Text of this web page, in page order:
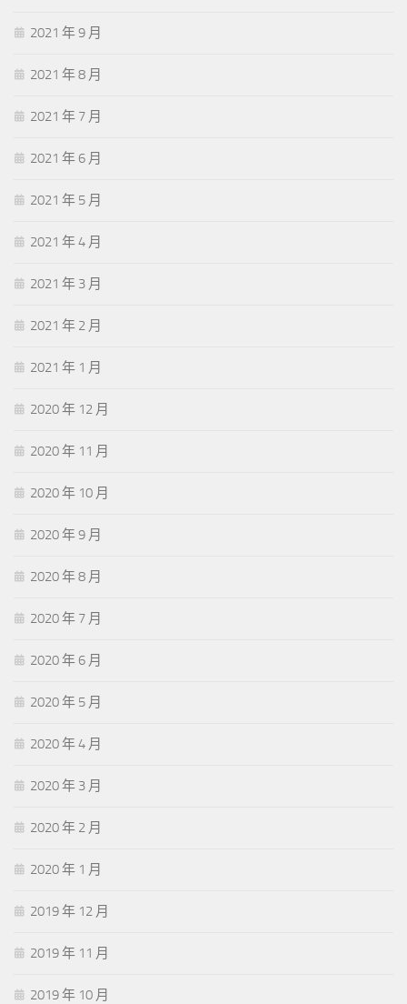
2021 年 9 月
2021 年 8 月
2021 年 7 月
2021 年 6 月
2021 年 5 月
2021 年 4 月
2021 年 3 月
2021 年 2 月
2021 年 1 月
2020 年 12 月
2020 年 11 月
2020 年 10 月
2020 年 9 月
2020 年 8 月
2020 年 7 月
2020 年 6 月
2020 年 5 月
2020 年 4 月
2020 年 3 月
2020 年 2 月
2020 年 1 月
2019 年 12 月
2019 年 11 月
2019 年 10 月